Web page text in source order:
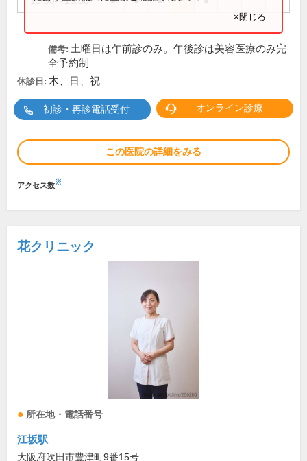
×閉じる
備考: 土曜日は午前診のみ。午後診は美容医療のみ完
全予約制
休診日: 木、日、祝
初診・再診電話受付 オンライン診療
この医院の詳細をみる
アクセス数※
花クリニック
所在地・電話番号
江坂駅
大阪府吹田市豊津町9番15号